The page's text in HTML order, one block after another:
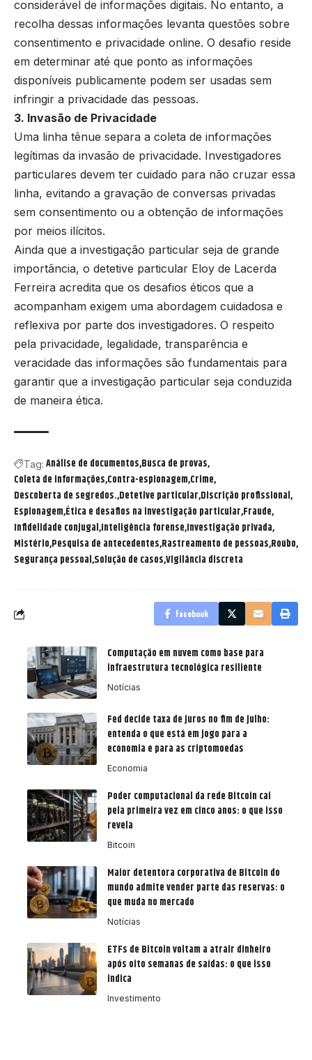
considerável de informações digitais. No entanto, a
recolha dessas informações levanta questões sobre
consentimento e privacidade online. O desafio reside
em determinar até que ponto as informações
disponíveis publicamente podem ser usadas sem
infringir a privacidade das pessoas.
3. Invasão de Privacidade
Uma linha tênue separa a coleta de informações
legítimas da invasão de privacidade. Investigadores
particulares devem ter cuidado para não cruzar essa
linha, evitando a gravação de conversas privadas
sem consentimento ou a obtenção de informações
por meios ilícitos.
Ainda que a investigação particular seja de grande
importância, o detetive particular Eloy de Lacerda
Ferreira acredita que os desafios éticos que a
acompanham exigem uma abordagem cuidadosa e
reflexiva por parte dos investigadores. O respeito
pela privacidade, legalidade, transparência e
veracidade das informações são fundamentais para
garantir que a investigação particular seja conduzida
de maneira ética.
Tag: Análise de documentos Busca de provas
Coleta de informações Contra-espionagem Crime
Descoberta de segredos. Detetive particular Discrição profissional
Espionagem Ética e desafios na investigação particular Fraude
Infidelidade conjugal Inteligência forense Investigação privada
Mistério Pesquisa de antecedentes Rastreamento de pessoas Roubo
Segurança pessoal Solução de casosVigilância discreta
Facebook
Computação em nuvem como base para
infraestrutura tecnológica resiliente
Notícias
Fed decide taxa de juros no fim de julho:
entenda o que está em jogo para a
economia e para as criptomoedas
Economia
Poder computacional da rede Bitcoin cai
pela primeira vez em cinco anos: o que isso
revela
Bitcoin
Maior detentora corporativa de Bitcoin do
mundo admite vender parte das reservas: o
que muda no mercado
Notícias
ETFs de Bitcoin voltam a atrair dinheiro
após oito semanas de saídas: o que isso
indica
Investimento